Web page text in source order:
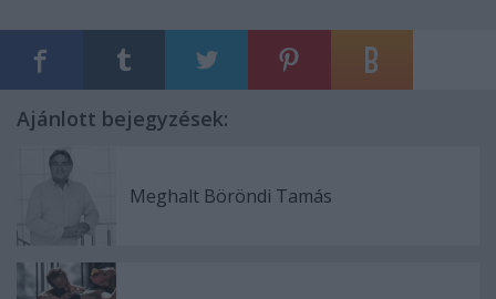
Ajánlott bejegyzések:
Meghalt Böröndi Tamás